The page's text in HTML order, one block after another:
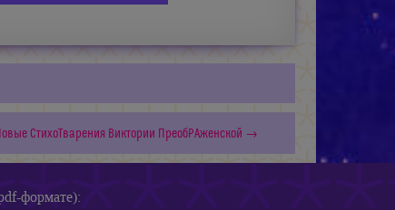
СтихоТварения Виктории ПреобРАженской →
формате):